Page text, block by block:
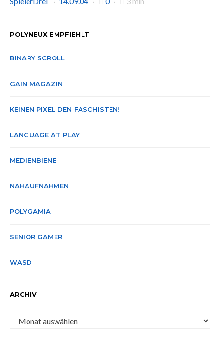
POLYNEUX EMPFIEHLT
BINARY SCROLL
GAIN MAGAZIN
KEINEN PIXEL DEN FASCHISTEN!
LANGUAGE AT PLAY
MEDIENBIENE
NAHAUFNAHMEN
POLYGAMIA
SENIOR GAMER
WASD
ARCHIV
Archiv